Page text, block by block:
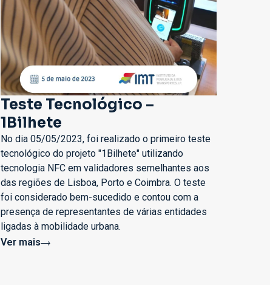
Teste Tecnológico –
1Bilhete
No dia 05/05/2023, foi realizado o primeiro teste
tecnológico do projeto "1Bilhete" utilizando
tecnologia NFC em validadores semelhantes aos
das regiões de Lisboa, Porto e Coimbra. O teste
foi considerado bem-sucedido e contou com a
presença de representantes de várias entidades
ligadas à mobilidade urbana.
Ver mais